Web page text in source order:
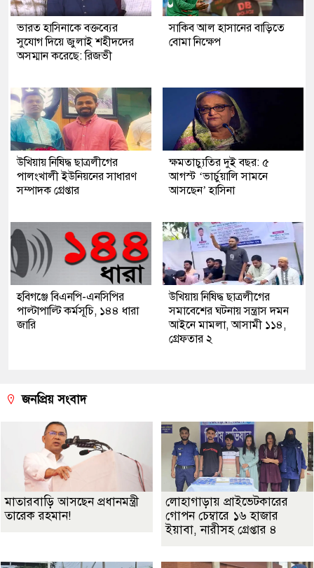
ভারত হাসিনাকে বক্তব্যের
সুযোগ দিয়ে জুলাই শহীদদের
অসম্মান করেছে: রিজভী
সাকিব আল হাসানের বাড়িতে
বোমা নিক্ষেপ
উখিয়ায় নিষিদ্ধ ছাত্রলীগের
পালংখালী ইউনিয়নের সাধারণ
সম্পাদক গ্রেপ্তার
ক্ষমতাচ্যুতির দুই বছর: ৫
আগস্ট ‘ভার্চুয়ালি সামনে
আসছেন’ হাসিনা
হবিগঞ্জে বিএনপি-এনসিপির
পাল্টাপাল্টি কর্মসূচি, ১৪৪ ধারা
জারি
উখিয়ায় নিষিদ্ধ ছাত্রলীগের
সমাবেশের ঘটনায় সন্ত্রাস দমন
আইনে মামলা, আসামী ১১৪,
গ্রেফতার ২
জনপ্রিয় সংবাদ
মাতারবাড়ি আসছেন প্রধানমন্ত্রী
তারেক রহমান!
লোহাগাড়ায় প্রাইভেটকারের
গোপন চেম্বারে ১৬ হাজার
ইয়াবা, নারীসহ গ্রেপ্তার ৪